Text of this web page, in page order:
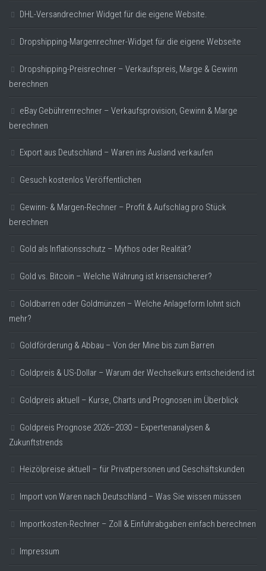
DHL-Versandrechner Widget für die eigene Website.
Dropshipping-Margenrechner-Widget für die eigene Webseite
Dropshipping-Preisrechner – Verkaufspreis, Marge & Gewinn
berechnen
eBay Gebührenrechner – Verkaufsprovision, Gewinn & Marge
berechnen
Export aus Deutschland – Waren ins Ausland verkaufen
Gesuch kostenlos Veröffentlichen
Gewinn- & Margen-Rechner – Profit & Aufschlag pro Stück
berechnen
Gold als Inflationsschutz – Mythos oder Realität?
Gold vs. Bitcoin – Welche Währung ist krisensicherer?
Goldbarren oder Goldmünzen – Welche Anlageform lohnt sich
mehr?
Goldförderung & Abbau – Von der Mine bis zum Barren
Goldpreis & US-Dollar – Warum der Wechselkurs entscheidend ist
Goldpreis aktuell – Kurse, Charts und Prognosen im Überblick
Goldpreis Prognose 2026–2030 – Expertenanalysen &
Zukunftstrends
Heizölpreise aktuell – für Privatpersonen und Geschäftskunden
Import von Waren nach Deutschland – Was Sie wissen müssen
Importkosten-Rechner – Zoll & Einfuhrabgaben einfach berechnen
Impressum